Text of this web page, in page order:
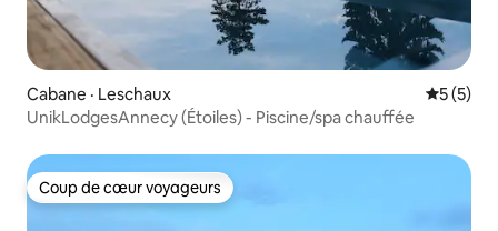
Cabane · Leschaux Note
5 (5)
UnikLodgesAnnecy (Étoiles) - Piscine/spa chauffée
Coup de cœur voyageurs
Coup de cœur voyageurs